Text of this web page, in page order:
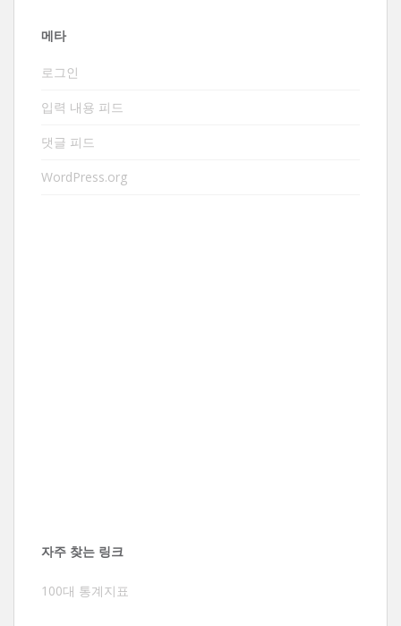
메타
로그인
입력 내용 피드
댓글 피드
WordPress.org
자주 찾는 링크
100대 통계지표